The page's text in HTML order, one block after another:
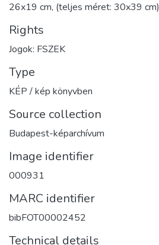
26x19 cm, (teljes méret: 30x39 cm)
Rights
Jogok: FSZEK
Type
KÉP / kép könyvben
Source collection
Budapest-képarchívum
Image identifier
000931
MARC identifier
bibFOT00002452
Technical details